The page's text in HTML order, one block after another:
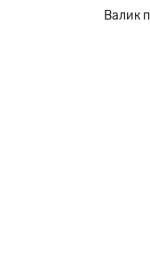
Валик